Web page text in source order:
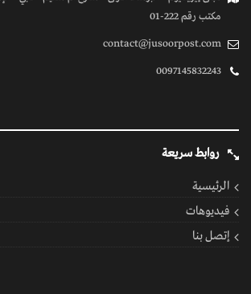
مكتب رقم 222-01
contact@jusoorpost.com
0097145832243
روابط سريعة
الرئيسية
فيديوهات
إتصل بنا